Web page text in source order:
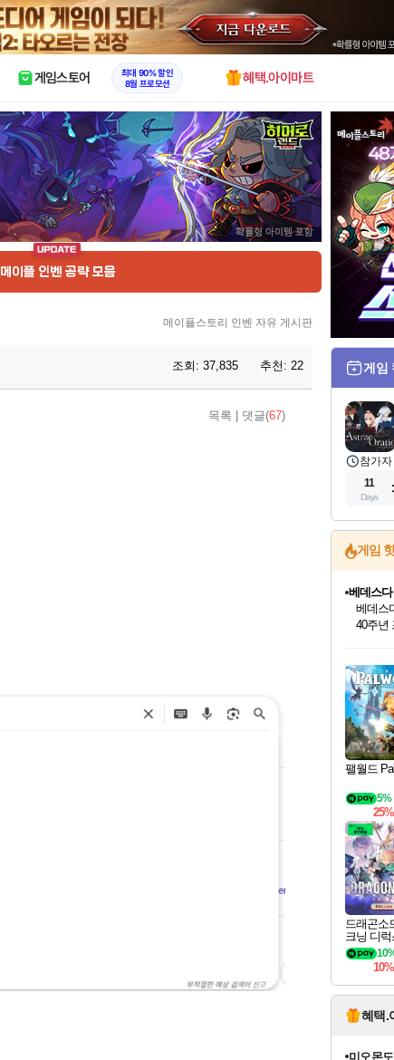
X
게임스토어
최대 90% 할인
8월 프로모션
혜택.아이마트
메이플 인벤 공략 모음
메이플스토리 인벤 자유 게시판
조회: 37,835 추천: 22
목록 댓글(67)
게임
참가
11
Days
게임
최대
네이버
50%할
네이버
이니&
네이버
할인&
네이버
베데스
베데스
40주년
할인가
일부 에
혜택으
편안하
팰월드
5%
25%
드래곤소
크닝 디
ning
10%
혜택.
미오몬도